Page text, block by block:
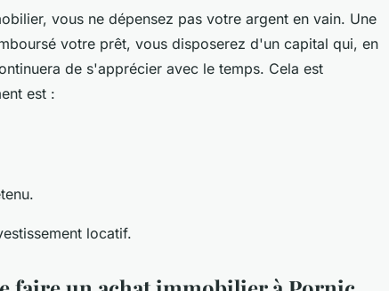
vous ne dépensez pas votre argent en vain. Une
votre prêt, vous disposerez d'un capital qui, en
de s'apprécier avec le temps. Cela est
est :
locatif.